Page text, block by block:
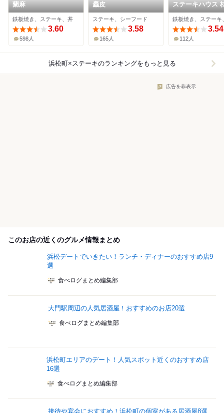
蘭麻
鉄板焼き、ステーキ、丼
3.60
598人
麤皮
ステーキ、シーフード
3.58
165人
ステーキハウス
3.54
112人
浜松町×ステーキのランキングをもっと見る
広告を非表示
このお店の近くのグルメ情報まとめ
浜松デートでいきたい！ランチ・ディナーのおすすめ店9
選
食べログまとめ編集部
大門駅周辺の人気居酒屋！おすすめのお店20選
食べログまとめ編集部
浜松町エリアのデート！人気スポット近くのおすすめ店
16選
食べログまとめ編集部
接待や宴会におすすめ！浜松町の個室がある居酒屋8選